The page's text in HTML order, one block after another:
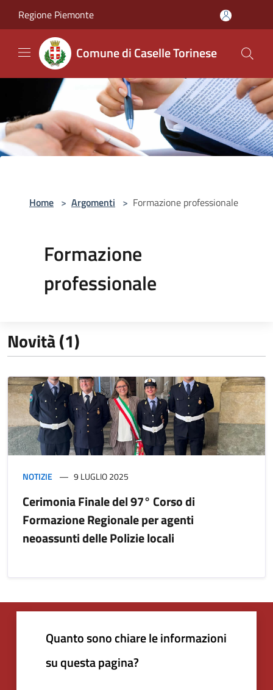
Regione Piemonte
Comune di Caselle Torinese
Home > Argomenti > Formazione professionale
Formazione
professionale
Novità (1)
NOTIZIE 9 LUGLIO 2025
Cerimonia Finale del 97° Corso di
Formazione Regionale per agenti
neoassunti delle Polizie locali
Quanto sono chiare le informazioni
su questa pagina?